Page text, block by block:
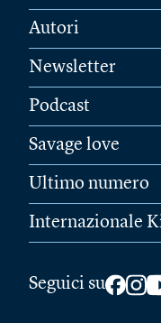
Autori
Newsletter
Podcast
Savage love
Ultimo numero
Internazionale
Seguici su